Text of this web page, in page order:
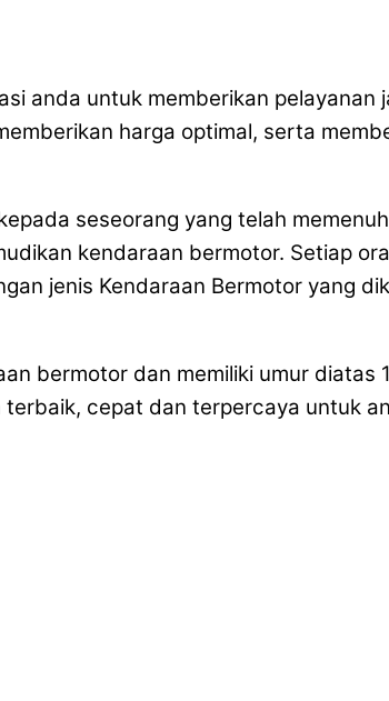
anda untuk memberikan pelayanan
harga optimal, serta
seseorang yang telah
kendaraan bermotor. Setiap
jenis Kendaraan Bermotor yang
bermotor dan memiliki umur diatas
cepat dan terpercaya untuk